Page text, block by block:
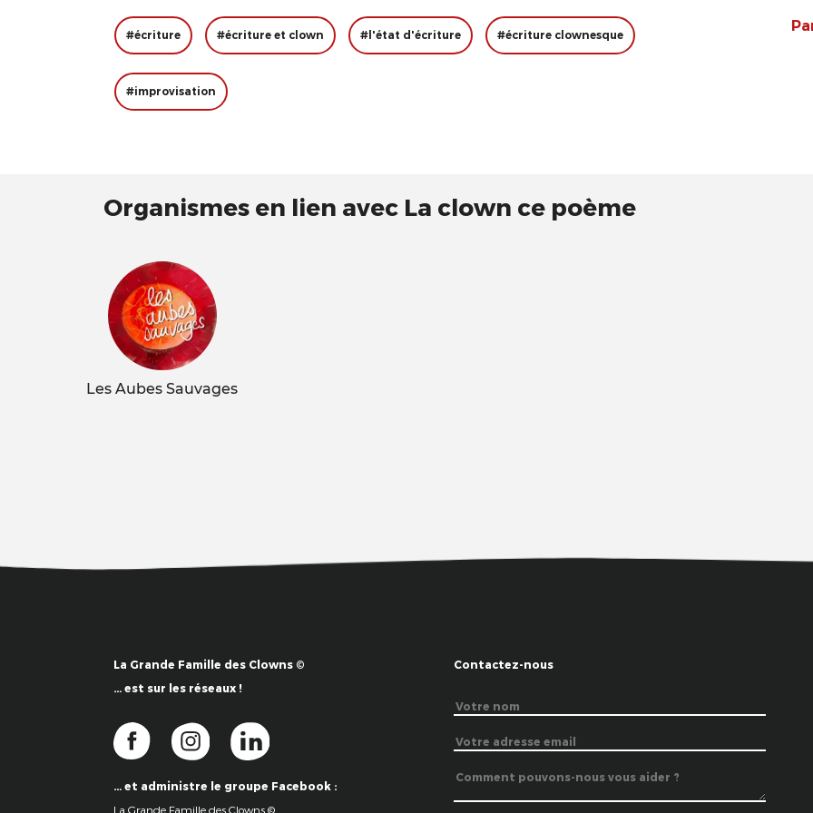
#écriture #écriture et clown #l'état d'écriture #écriture clownesque
#improvisation
Organismes en lien avec La clown ce poème
Les Aubes Sauvages
La Grande Famille des Clowns ©
… est sur les réseaux !
… et administre le groupe Facebook :
La Grande Famille des Clowns ©
Contactez-nous